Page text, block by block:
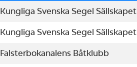
Kungliga Svenska Segel Sällskapet
Kungliga Svenska Segel Sällskapet
Falsterbokanalens Båtklubb